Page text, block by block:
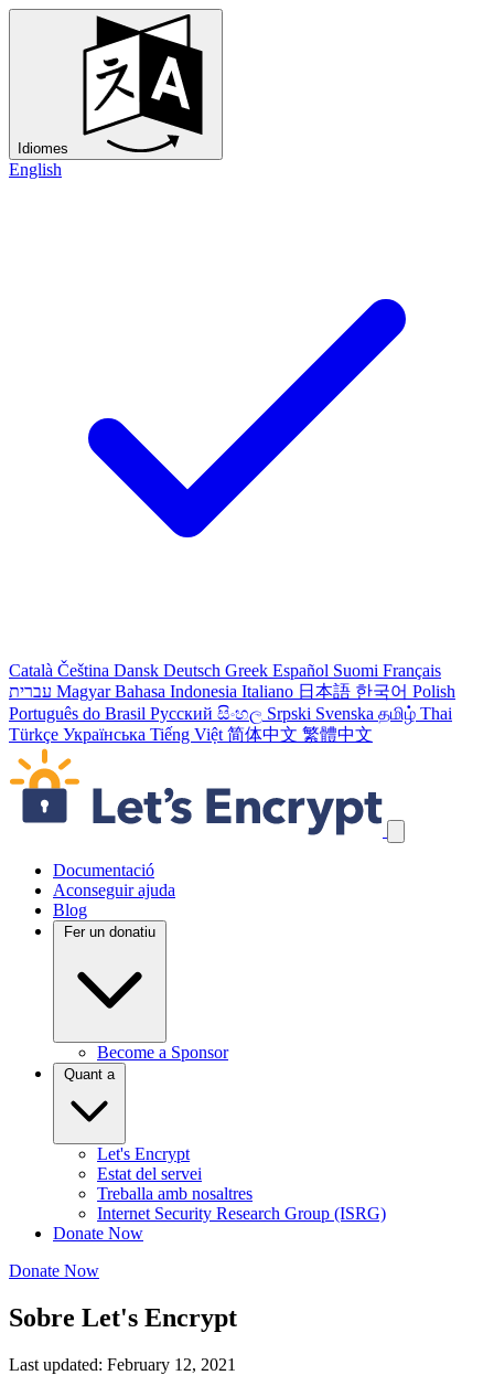
Idiomes
English
Català Čeština Dansk Deutsch Greek Español Suomi Français
עברית Magyar Bahasa Indonesia Italiano 日本語 한국어 Polish
Português do Brasil Русский සිංහල Srpski Svenska தமிழ் Thai
Türkçe Українська Tiếng Việt 简体中文 繁體中文
Salta els enllaços de navegació
Documentació
Aconseguir ajuda
Blog
Fer un donatiu
Become a Sponsor
Quant a
Let's Encrypt
Estat del servei
Treballa amb nosaltres
Internet Security Research Group (ISRG)
Donate Now
Donate Now
Sobre Let's Encrypt
Last updated: February 12, 2021